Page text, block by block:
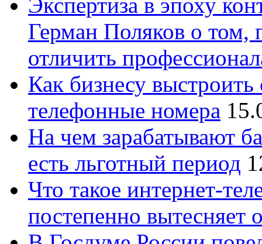
Герман Поляков о том,
отличить
Как бизнесу
телефонные номера
На чем зарабатывают
есть льготный период
Что такое интернет-
постепенно вытесняет